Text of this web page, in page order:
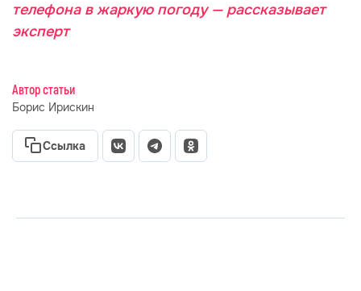
телефона в жаркую погоду — рассказывает
эксперт
Автор статьи
Борис Ирискин
Ссылка